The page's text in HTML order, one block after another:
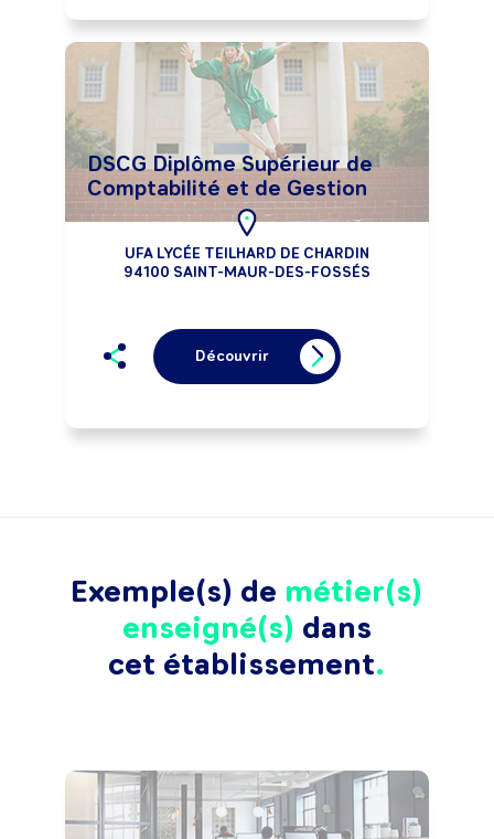
DSCG Diplôme Supérieur de
Comptabilité et de Gestion
UFA LYCÉE TEILHARD DE CHARDIN
94100 SAINT-MAUR-DES-FOSSÉS
Découvrir
Exemple(s) de métier(s)
enseigné(s) dans
cet établissement